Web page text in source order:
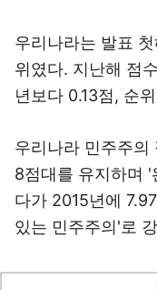
우리나라는 발표
위였다. 지난해 점
년보다 0.13점, 순
우리나라 민주주
8점대를 유지하며
다가 2015년에
있는 민주주의'로